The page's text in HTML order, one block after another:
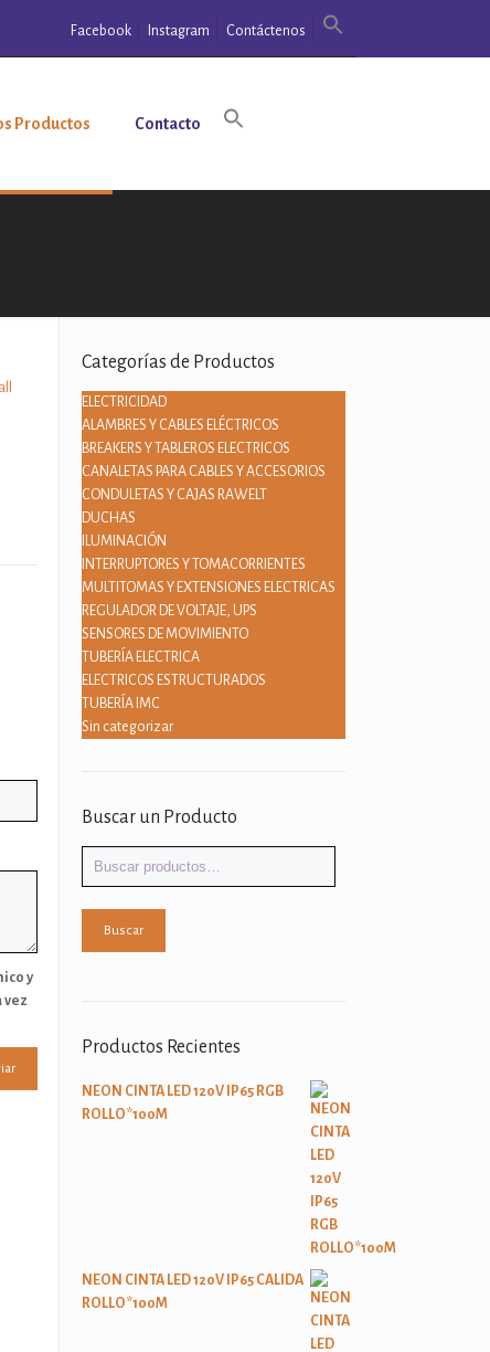
Facebook Instagram Contáctenos
Productos Contacto
y
vez
Categorías de Productos
ELECTRICIDAD
ALAMBRES Y CABLES ELÉCTRICOS
BREAKERS Y TABLEROS ELECTRICOS
CANALETAS PARA CABLES Y ACCESORIOS
CONDULETAS Y CAJAS RAWELT
DUCHAS
ILUMINACIÓN
INTERRUPTORES Y TOMACORRIENTES
MULTITOMAS Y EXTENSIONES ELECTRICAS
REGULADOR DE VOLTAJE, UPS
SENSORES DE MOVIMIENTO
TUBERÍA ELECTRICA
ELECTRICOS ESTRUCTURADOS
TUBERÍA IMC
Sin categorizar
Buscar un Producto
Buscar
Productos Recientes
NEON CINTA LED 120V IP65 RGB
ROLLO*100M
NEON CINTA LED 120V IP65 CALIDA
ROLLO*100M